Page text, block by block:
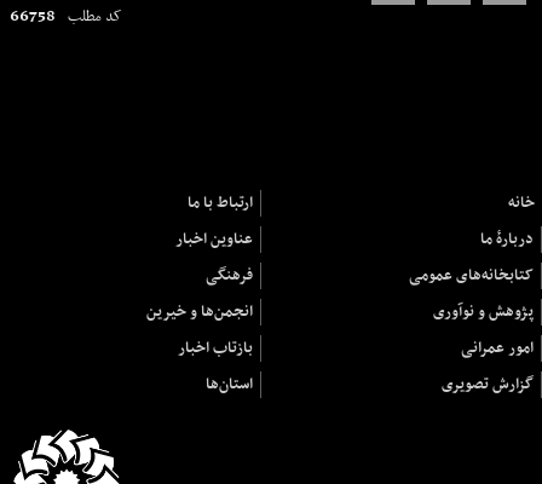
کد مطلب 66758
خانه
ارتباط با ما
دربارهٔ ما
عناوین اخبار
کتابخانه‌های عمومی
فرهنگی
پژوهش و نوآوری
انجمن‌ها و خیرین
امور عمرانی
بازتاب اخبار
گزارش تصویری
استان‌ها